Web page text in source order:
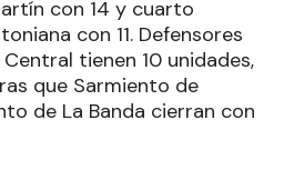
con 14 y cuarto
con 11. Defensores
tienen 10 unidades,
que Sarmiento de
de La Banda cierran con